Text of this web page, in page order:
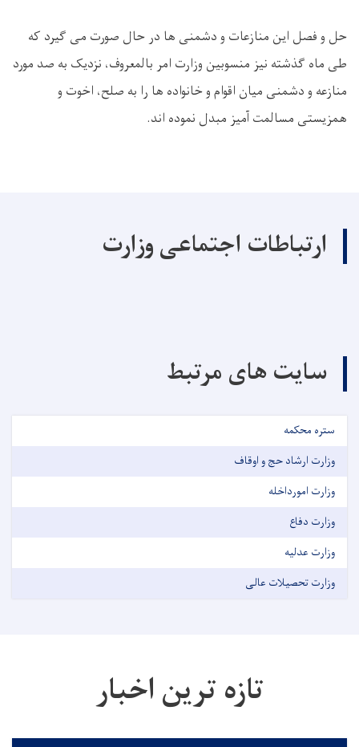
حل و فصل این منازعات و دشمنی ها در حال صورت می گیرد که
طی ماه گذشته نیز منسوبین وزارت امر بالمعروف، نزدیک به صد مورد
منازعه و دشمنی میان اقوام و خانواده‌ ها را به صلح، اخوت و
همزیستی مسالمت ‌آمیز مبدل نموده‌ اند.
ارتباطات اجتماعی وزارت
سایت های مرتبط
ستره محکمه
وزارت ارشاد حج و اوقاف
وزارت امورداخله
وزارت دفاع
وزارت عدلیه
وزارت تحصیلات عالی
تازه ترین اخبار